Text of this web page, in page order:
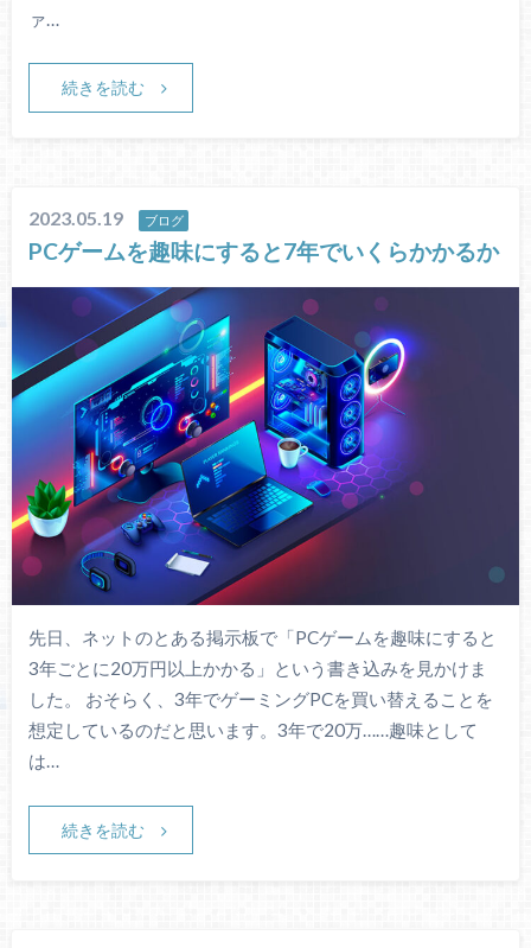
ァ…
続きを読む
2023.05.19 ブログ
PCゲームを趣味にすると7年でいくらかかるか
先日、ネットのとある掲示板で「PCゲームを趣味にすると
3年ごとに20万円以上かかる」という書き込みを見かけま
した。 おそらく、3年でゲーミングPCを買い替えることを
想定しているのだと思います。3年で20万……趣味として
は…
続きを読む